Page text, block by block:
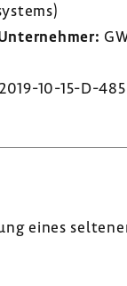
2019-​10-15-D-485
eines